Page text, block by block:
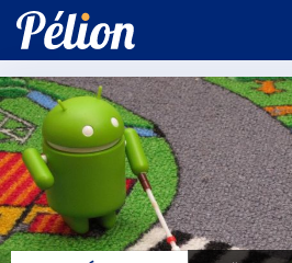
Přejít
na
štítky
Přejít
na
kategorie
Přejít
na
obsah
Menu
Články
Příručky O Pélionu
Kategorie článků
Dotazníky
(3)
Hardware(163)